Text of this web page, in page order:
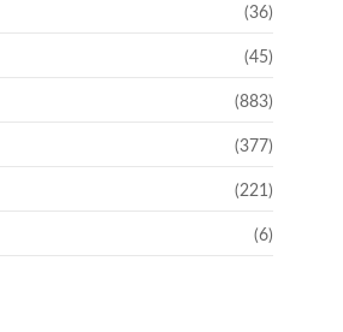
(36)
(45)
(883)
(377)
(221)
(6)